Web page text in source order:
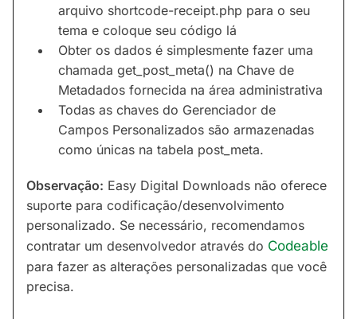
arquivo shortcode-receipt.php para o seu
tema e coloque seu código lá
Obter os dados é simplesmente fazer uma
chamada get_post_meta() na Chave de
Metadados fornecida na área administrativa
Todas as chaves do Gerenciador de
Campos Personalizados são armazenadas
como únicas na tabela post_meta.
Observação: Easy Digital Downloads não oferece
suporte para codificação/desenvolvimento
personalizado. Se necessário, recomendamos
contratar um desenvolvedor através do Codeable
para fazer as alterações personalizadas que você
precisa.